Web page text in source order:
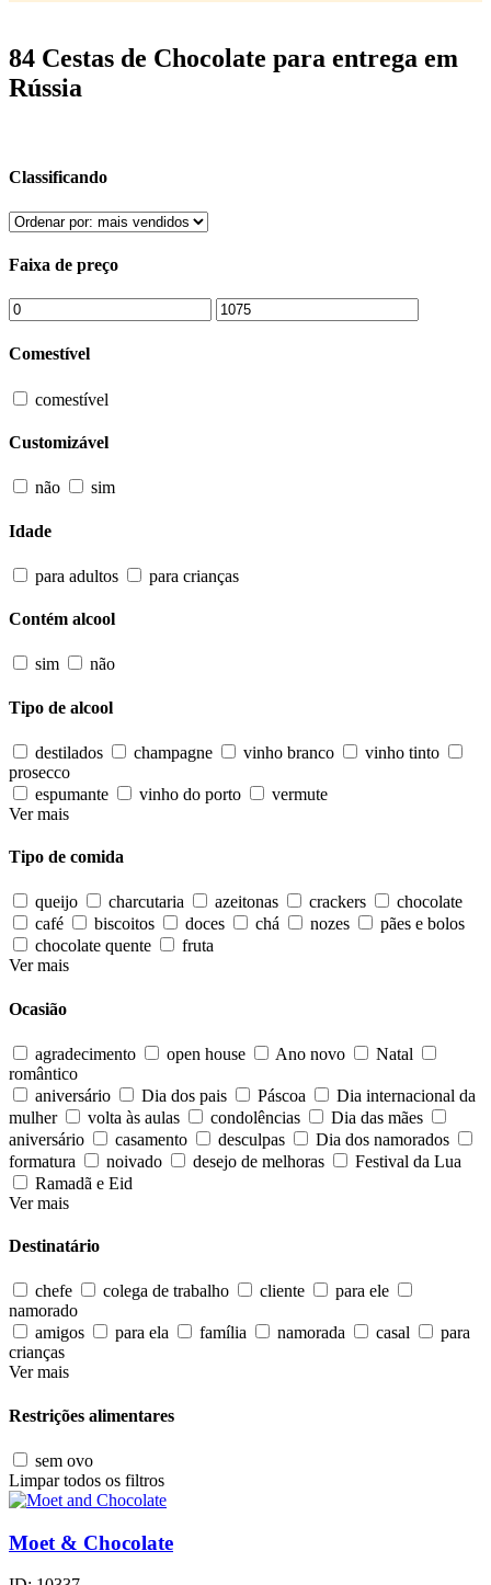
84 Cestas de Chocolate para entrega em
Rússia
Classificando
Faixa de preço
Comestível
comestível
Customizável
não sim
Idade
para adultos para crianças
Contém alcool
sim não
Tipo de alcool
destilados champagne vinho branco
vinho tinto
prosecco
espumante
vinho do porto
vermute
Ver mais
Tipo de comida
queijo charcutaria azeitonas crackers
chocolate
café
biscoitos doces chá nozes
pães e bolos
chocolate quente
fruta
Ver mais
Ocasião
agradecimento open house Ano novo
Natal
romântico
aniversário
Dia dos pais Páscoa
Dia internacional da
mulher
volta às aulas condolências
Dia das mães
aniversário
casamento desculpas
Dia dos namorados
formatura
noivado desejo de melhoras
Festival da Lua
Ramadã e Eid
Ver mais
Destinatário
chefe colega de trabalho cliente
para ele
namorado
amigos
para ela família namorada casal
para
crianças
Ver mais
Restrições alimentares
sem ovo
Limpar todos os filtros
Moet & Chocolate